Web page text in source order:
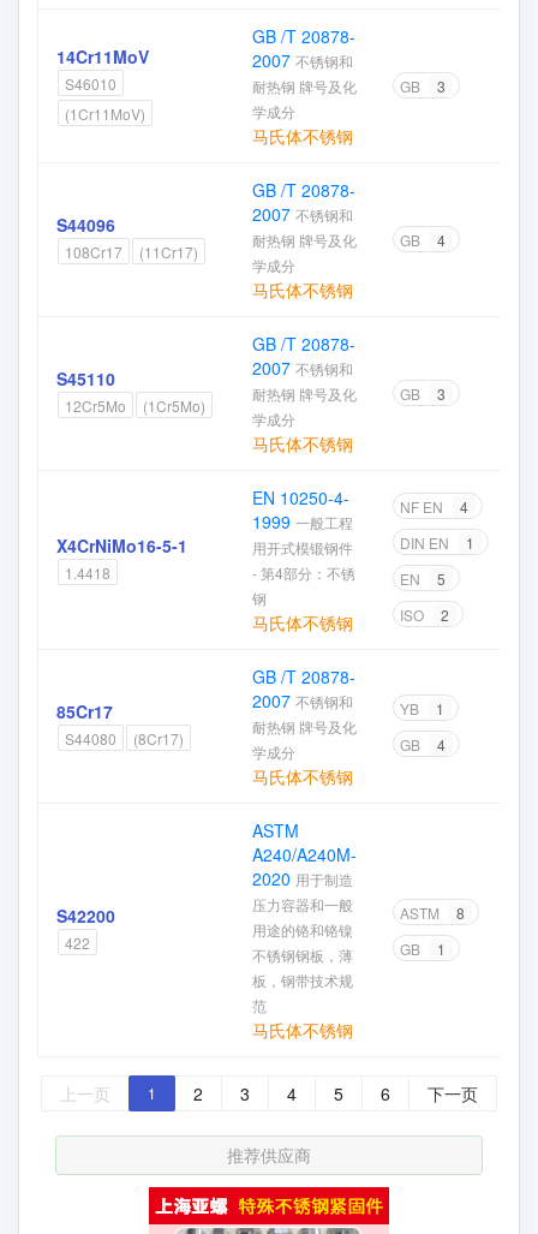
14Cr11MoV
S46010
(1Cr11MoV)
GB /T 20878-
2007 不锈钢和
耐热钢 牌号及化
学成分
马氏体不锈钢
GB 3
S44096
108Cr17 (11Cr17)
GB /T 20878-
2007 不锈钢和
耐热钢 牌号及化
学成分
马氏体不锈钢
GB 4
S45110
12Cr5Mo (1Cr5Mo)
GB /T 20878-
2007 不锈钢和
耐热钢 牌号及化
学成分
马氏体不锈钢
GB 3
X4CrNiMo16-5-1
1.4418
EN 10250-4-
1999 一般工程
用开式模锻钢件
- 第4部分：不锈
钢
马氏体不锈钢
NF EN
4
DIN EN
1
EN
5
ISO
2
85Cr17
S44080 (8Cr17)
GB /T 20878-
2007 不锈钢和
耐热钢 牌号及化
学成分
马氏体不锈钢
YB
1
GB
4
S42200
422
ASTM
A240/A240M-
2020 用于制造
压力容器和一般
用途的铬和铬镍
不锈钢钢板，薄
板，钢带技术规
范
马氏体不锈钢
ASTM
8
GB
1
上一页 1 2 3 4 5 6 下一页
推荐供应商